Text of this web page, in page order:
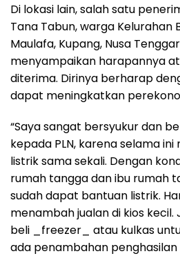
Di lokasi lain, salah satu
Tana Tabun, warga Kelurahan
Maulafa, Kupang, Nusa
menyampaikan harapannya
diterima. Dirinya berharap
dapat meningkatkan
“Saya sangat bersyukur dan
kepada PLN, karena selama
listrik sama sekali. Dengan
rumah tangga dan ibu rumah
sudah dapat bantuan listrik.
menambah jualan di kios
beli _freezer_ atau kulkas
ada penambahan penghasilan